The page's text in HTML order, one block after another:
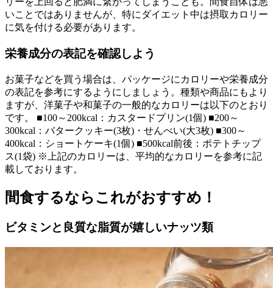
いことではありませんが、特にダイエット中は摂取カロリー
に気を付ける必要があります。
栄養成分の表記を確認しよう
お菓子などを買う場合は、パッケージにカロリーや栄養成分
の表記を参考にするようにしましょう。種類や商品にもより
ますが、洋菓子や和菓子の一般的なカロリーは以下のとおり
です。 ■100～200kcal：カスタードプリン(1個) ■200～
300kcal：バタークッキー(3枚)・せんべい(大3枚) ■300～
400kcal：ショートケーキ(1個) ■500kcal前後：ポテトチップ
ス(1袋) ※上記のカロリーは、平均的なカロリーを参考に記
載しております。
間食するならこれがおすすめ！
ビタミンと良質な脂質が嬉しいナッツ類